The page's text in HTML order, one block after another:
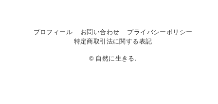
プロフィール お問い合わせ
プライバシーポリシー
特定商取引法に関する表記
© 自然に生きる.